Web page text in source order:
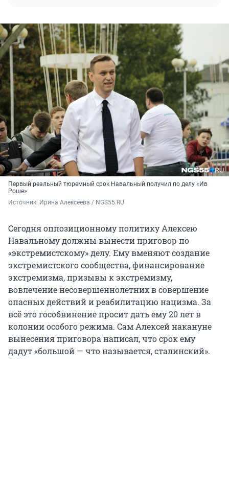
Первый реальный тюремный срок Навальный получил по делу «Ив
Роше»
Источник: Ирина Алексеева / NGS55.RU
Сегодня оппозиционному политику Алексею
Навальному должны вынести приговор по
«экстремистскому» делу. Ему вменяют создание
экстремистского сообщества, финансирование
экстремизма, призывы к экстремизму,
вовлечение несовершеннолетних в совершение
опасных действий и реабилитацию нацизма. За
всё это гособвинение просит дать ему 20 лет в
колонии особого режима. Сам Алексей накануне
вынесения приговора написал, что срок ему
дадут «большой — что называется, сталинский».